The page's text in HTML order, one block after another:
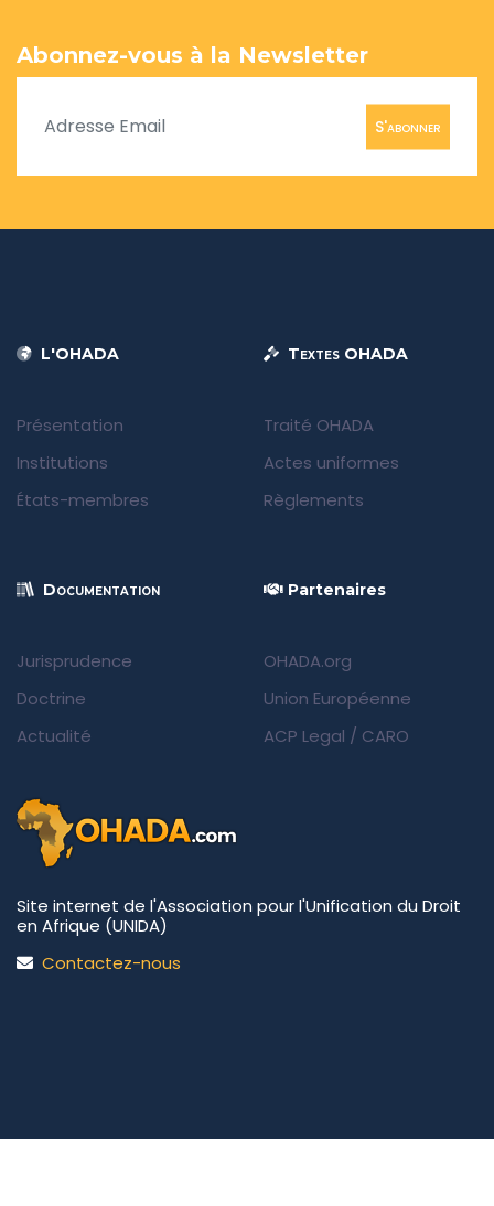
Abonnez-vous à la Newsletter
S'abonner
L'OHADA
Présentation
Institutions
États-membres
Textes OHADA
Traité OHADA
Actes uniformes
Règlements
Documentation
Jurisprudence
Doctrine
Actualité
Partenaires
OHADA.org
Union Européenne
ACP Legal / CARO
Site internet de l'Association pour l'Unification du Droit
en Afrique (UNIDA)
Contactez-nous